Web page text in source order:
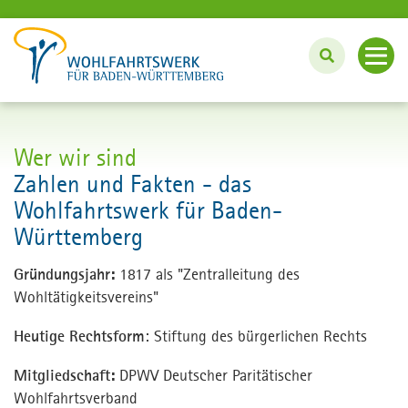
Unterstützung im Haushalt
Pflege und Betreuung zu Hause
Bei uns wohnen und leben
#wassinnvollestun: BFD und FSJ
Lebenslanges Lernen: Bildungszentrum
Angebote für Unternehmen
Innovation und Projekte
Fördern und Engagieren
Über uns
Karriere
English
Wer wir sind
Zahlen und Fakten - das
Wohlfahrtswerk für Baden-
Württemberg
Gründungsjahr: 1817 als "Zentralleitung des
Wohltätigkeitsvereins"
Heutige Rechtsform: Stiftung des bürgerlichen Rechts
Mitgliedschaft: DPWV Deutscher Paritätischer
Wohlfahrtsverband